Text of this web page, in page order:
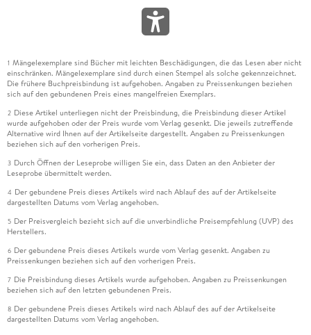
1 Mängelexemplare sind Bücher mit leichten Beschädigungen, die das Lesen aber nicht
einschränken. Mängelexemplare sind durch einen Stempel als solche gekennzeichnet.
Die frühere Buchpreisbindung ist aufgehoben. Angaben zu Preissenkungen beziehen
sich auf den gebundenen Preis eines mangelfreien Exemplars.
2 Diese Artikel unterliegen nicht der Preisbindung, die Preisbindung dieser Artikel
wurde aufgehoben oder der Preis wurde vom Verlag gesenkt. Die jeweils zutreffende
Alternative wird Ihnen auf der Artikelseite dargestellt. Angaben zu Preissenkungen
beziehen sich auf den vorherigen Preis.
3 Durch Öffnen der Leseprobe willigen Sie ein, dass Daten an den Anbieter der
Leseprobe übermittelt werden.
4 Der gebundene Preis dieses Artikels wird nach Ablauf des auf der Artikelseite
dargestellten Datums vom Verlag angehoben.
5 Der Preisvergleich bezieht sich auf die unverbindliche Preisempfehlung (UVP) des
Herstellers.
6 Der gebundene Preis dieses Artikels wurde vom Verlag gesenkt. Angaben zu
Preissenkungen beziehen sich auf den vorherigen Preis.
7 Die Preisbindung dieses Artikels wurde aufgehoben. Angaben zu Preissenkungen
beziehen sich auf den letzten gebundenen Preis.
8 Der gebundene Preis dieses Artikels wird nach Ablauf des auf der Artikelseite
dargestellten Datums vom Verlag angehoben.